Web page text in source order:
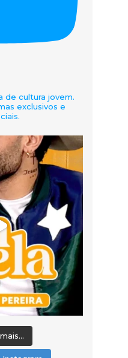
de cultura jovem.
exclusivos e